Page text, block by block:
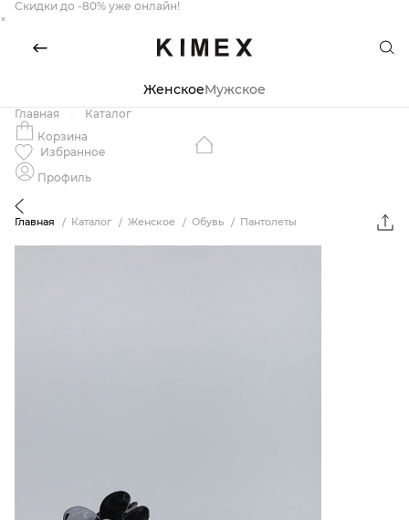
Скидки до -80% уже онлайн!
×
ЖенскоеМужское
Главная
Каталог
Корзина
Избранное
Профиль
Главная Каталог Женское Обувь Пантолеты